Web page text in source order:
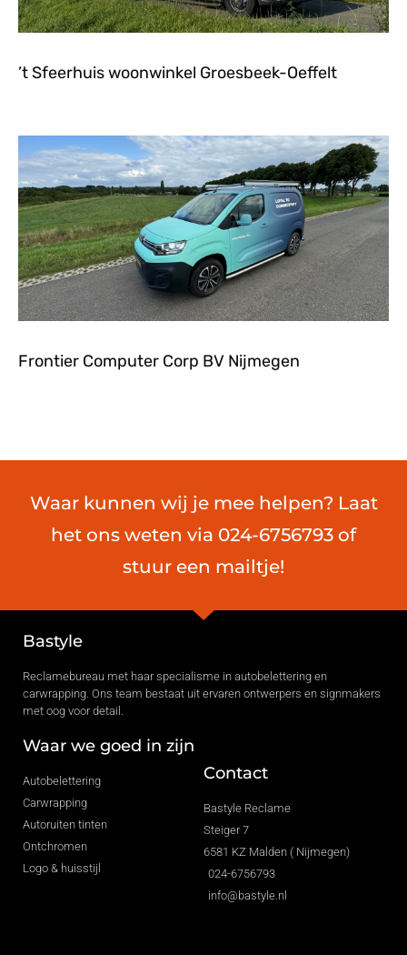
’t Sfeerhuis woonwinkel Groesbeek-Oeffelt
Frontier Computer Corp BV Nijmegen
Waar kunnen wij je mee helpen? Laat
het ons weten via 024-6756793 of
stuur een mailtje!
Bastyle
Reclamebureau met haar specialisme in autobelettering en
carwrapping. Ons team bestaat uit ervaren ontwerpers en signmakers
met oog voor detail.
Waar we goed in zijn
Autobelettering
Carwrapping
Autoruiten tinten
Ontchromen
Logo & huisstijl
Contact
Bastyle Reclame
Steiger 7
6581 KZ Malden ( Nijmegen)
024-6756793
info@bastyle.nl